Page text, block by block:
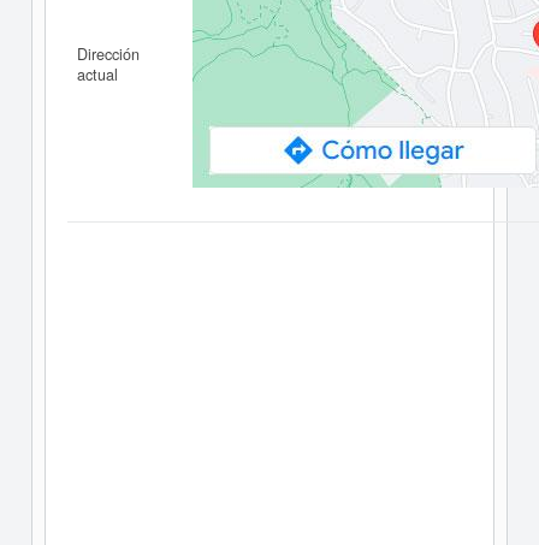
Dirección
actual